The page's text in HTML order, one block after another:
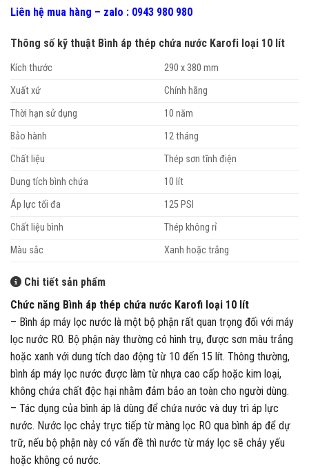
Liên hệ mua hàng – zalo : 0943 980 980
Thông số kỹ thuật Bình áp thép chứa nước Karofi loại 10 lít
Kích thước
290 x 380 mm
Xuất xứ
Chính hãng
Thời hạn sử dụng
10 năm
Bảo hành
12 tháng
Chất liệu
Thép sơn tĩnh điện
Dung tích bình chứa
10 lít
Áp lực tối đa
125 PSI
Chất liệu bình
Thép không rỉ
Màu sắc
Xanh hoặc trắng
Chi tiết sản phẩm
Chức năng Bình áp thép chứa nước Karofi loại 10 lít
– Bình áp máy lọc nước là một bộ phận rất quan trọng đối với máy
lọc nước RO. Bộ phận này thường có hình trụ, được sơn màu trắng
hoặc xanh với dung tích dao động từ 10 đến 15 lít. Thông thường,
bình áp máy lọc nước được làm từ nhựa cao cấp hoặc kim loại,
không chứa chất độc hại nhằm đảm bảo an toàn cho người dùng.
– Tác dụng của bình áp là dùng để chứa nước và duy trì áp lực
nước. Nước lọc chảy trực tiếp từ màng lọc RO qua bình áp để dự
trữ, nếu bộ phận này có vấn đề thì nước từ máy lọc sẽ chảy yếu
hoặc không có nước.